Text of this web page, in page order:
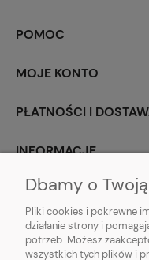
POMOC
MOJE KONTO
PŁATNOŚCI I
INFORMACJE
O NAS
Dbamy o
Pliki cookies i pokrewne
działanie strony i
potrzeb. Możesz
wszystkich tych plików i